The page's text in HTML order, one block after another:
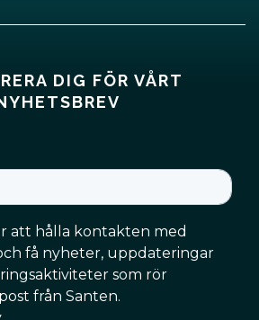
DIG FÖR VÅRT